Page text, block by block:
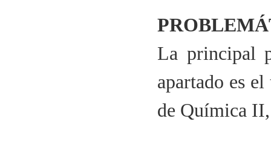
La principal
apartado es
de Química